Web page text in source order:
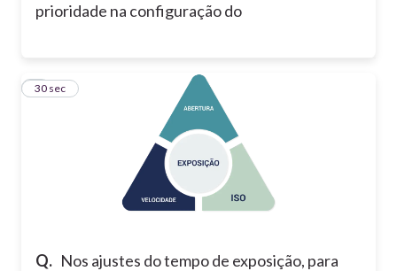
prioridade na configuração do
Q. Nos ajustes do tempo de exposição, para
8
30 sec